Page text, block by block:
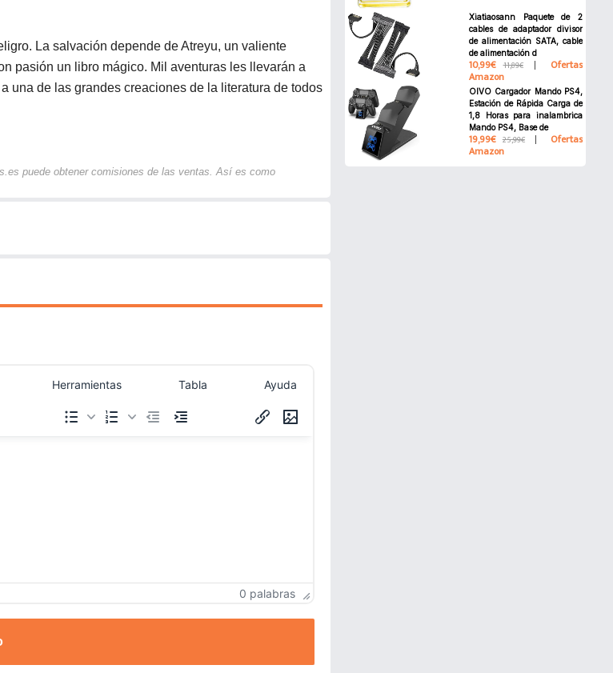
La salvación depende de Atreyu, un valiente
pasión un libro mágico. Mil aventuras les llevarán a
una de las grandes creaciones de la literatura de todos
puede obtener comisiones de las ventas. Así es como
Herramientas Tabla Ayuda
0 palabras
Xiatiaosann Paquete de 2
cables de adaptador divisor
de alimentación SATA, cable
de alimentación d
10,99€ 11,89€ Ofertas
Amazon
OIVO Cargador Mando PS4,
Estación de Rápida Carga de
1,8 Horas para inalambrica
Mando PS4, Base de
19,99€ 25,99€ Ofertas
Amazon